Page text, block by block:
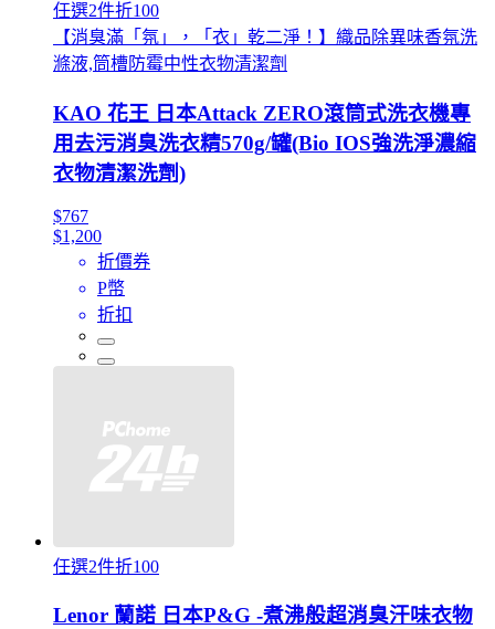
任選2件折100
【消臭滿「氛」，「衣」乾二淨！】織品除異味香氛洗
滌液,筒槽防霉中性衣物清潔劑
KAO 花王 日本Attack ZERO滾筒式洗衣機專
用去污消臭洗衣精570g/罐(Bio IOS強洗淨濃縮
衣物清潔洗劑)
$767
$1,200
折價券
P幣
折扣
任選2件折100
Lenor 蘭諾 日本P&G -煮沸般超消臭汗味衣物